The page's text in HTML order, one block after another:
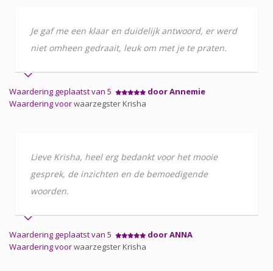
Je gaf me een klaar en duidelijk antwoord, er werd
niet omheen gedraait, leuk om met je te praten.
Waardering geplaatst van 5
door Annemie
Waardering voorwaarzegster Krisha
Lieve Krisha, heel erg bedankt voor het mooie
gesprek, de inzichten en de bemoedigende
woorden.
Waardering geplaatst van 5
door ANNA
Waardering voorwaarzegster Krisha